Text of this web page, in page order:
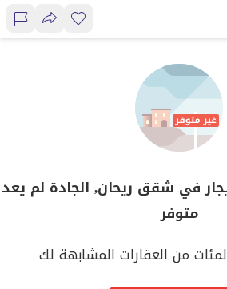
في شقق ريحان, الجادة لم يعد
متوفر
من العقارات المشابهة لك